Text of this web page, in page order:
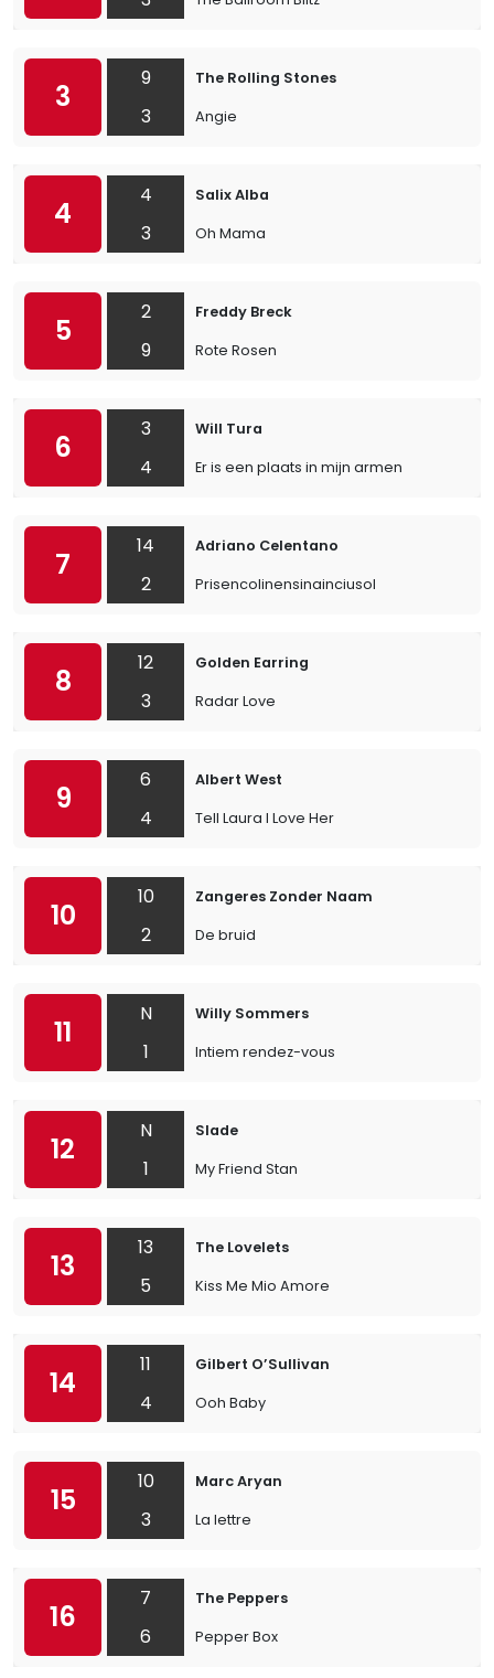
3
9
3
The Rolling Stones
Angie
4
4
3
Salix Alba
Oh Mama
5
2
9
Freddy Breck
Rote Rosen
6
3
4
Will Tura
Er is een plaats in mijn armen
7
14
2
Adriano Celentano
Prisencolinensinainciusol
8
12
3
Golden Earring
Radar Love
9
6
4
Albert West
Tell Laura I Love Her
10
10
2
Zangeres Zonder Naam
De bruid
11
N
1
Willy Sommers
Intiem rendez-vous
12
N
1
Slade
My Friend Stan
13
13
5
The Lovelets
Kiss Me Mio Amore
14
11
4
Gilbert O’Sullivan
Ooh Baby
15
10
3
Marc Aryan
La lettre
16
7
6
The Peppers
Pepper Box